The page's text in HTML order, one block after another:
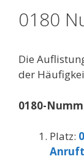
0180
Die
der
0180-
Platz: